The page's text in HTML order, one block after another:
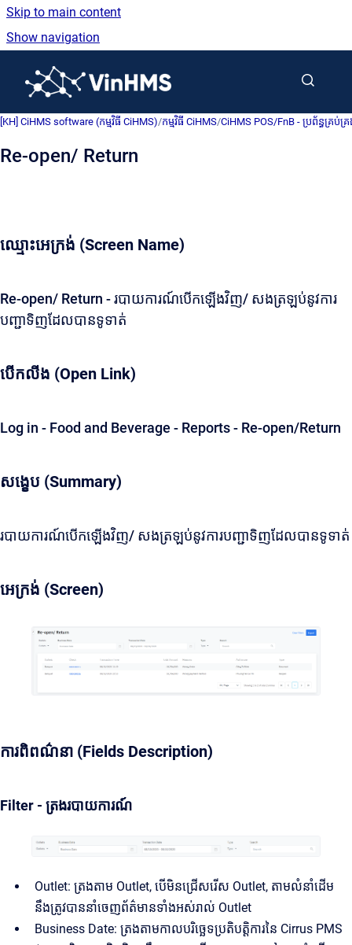
Skip to main content
Show navigation
[KH] CiHMS software (កម្មវិធី CiHMS)/កម្មវិធី CiHMS/CiHMS POS/FnB - ប្រព័ន្ធគ្រ
Re-open/ Return
ឈ្មោះអេក្រង់ (Screen Name)
Re-open/ Return - របាយការណ៍បើកឡើងវិញ/ សងត្រឡប់នូវការ
បញ្ជាទិញដែលបានទូទាត់
បើកលីង (Open Link)
Log in - Food and Beverage - Reports - Re-open/Return
សង្ខេប (Summary)
របាយការណ៍បើកឡើងវិញ/ សងត្រឡប់នូវការបញ្ជាទិញដែលបានទូទាត់
អេក្រង់ (Screen)
ការពិពណ៌នា (Fields Description)
Filter - ត្រងរបាយការណ៍
Outlet: ត្រងតាម Outlet, បើមិនជ្រើសរើស Outlet, តាមលំនាំដើម
នឹងត្រូវបាននាំចេញព័ត៌មានទាំងអស់រាល់ Outlet
Business Date: ត្រងតាមកាលបរិច្ឆេទប្រតិបត្តិការនៃ Cirrus PMS